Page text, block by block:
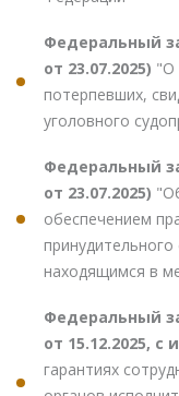
Федеральный
от 23.07.2025) "О
потерпевших,
уголовного
Федеральный
от 23.07.2025)
обеспечением
находящимся в
Федеральный
от 15.12.2025, с
гарантиях